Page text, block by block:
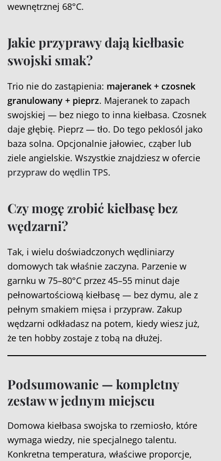
wewnętrznej 68°C.
Jakie przyprawy dają kiełbasie
swojski smak?
Trio nie do zastąpienia: majeranek + czosnek
granulowany + pieprz. Majeranek to zapach
swojskiej — bez niego to inna kiełbasa. Czosnek
daje głębię. Pieprz — tło. Do tego peklosól jako
baza solna. Opcjonalnie jałowiec, cząber lub
ziele angielskie. Wszystkie znajdziesz w ofercie
przypraw do wędlin TPS.
Czy mogę zrobić kiełbasę bez
wędzarni?
Tak, i wielu doświadczonych wędliniarzy
domowych tak właśnie zaczyna. Parzenie w
garnku w 75–80°C przez 45–55 minut daje
pełnowartościową kiełbasę — bez dymu, ale z
pełnym smakiem mięsa i przypraw. Zakup
wędzarni odkładasz na potem, kiedy wiesz już,
że ten hobby zostaje z tobą na dłużej.
Podsumowanie — kompletny
zestaw w jednym miejscu
Domowa kiełbasa swojska to rzemiosło, które
wymaga wiedzy, nie specjalnego talentu.
Konkretna temperatura, właściwe proporcje,